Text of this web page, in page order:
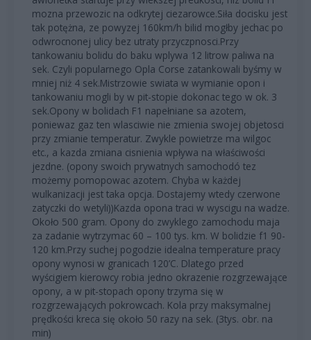
mozna przewozic na odkrytej ciezarowce.Siła docisku jest
tak potężna, ze powyzej 160km/h bilid mogłby jechac po
odwrocnonej ulicy bez utraty przyczpnosci.Przy
tankowaniu bolidu do baku wplywa 12 litrow paliwa na
sek. Czyli popularnego Opla Corse zatankowali byśmy w
mniej niż 4 sek.Mistrzowie swiata w wymianie opon i
tankowaniu mogli by w pit-stopie dokonac tego w ok. 3
sek.Opony w bolidach F1 napełniane sa azotem,
poniewaz gaz ten wlasciwie nie zmienia swojej objetosci
przy zmianie temperatur. Zwykle powietrze ma wilgoc
etc., a kazda zmiana cisnienia wpływa na właściwości
jezdne. (opony swoich prywatnych samochodó tez
możemy pomopowac azotem. Chyba w każdej
wulkanizacji jest taka opcja. Dostajemy wtedy czerwone
zatyczki do wetyli))Kazda opona traci w wyscigu na wadze.
Około 500 gram. Opony do zwyklego zamochodu maja
za zadanie wytrzymac 60 – 100 tys. km. W bolidzie f1 90-
120 km.Przy suchej pogodzie idealna temperature pracy
opony wynosi w granicach 120’C. Dlatego przed
wyścigiem kierowcy robia jedno okrazenie rozgrzewające
opony, a w pit-stopach opony trzyma się w
rozgrzewających pokrowcach. Kola przy maksymalnej
prędkości kreca się około 50 razy na sek. (3tys. obr. na
min)